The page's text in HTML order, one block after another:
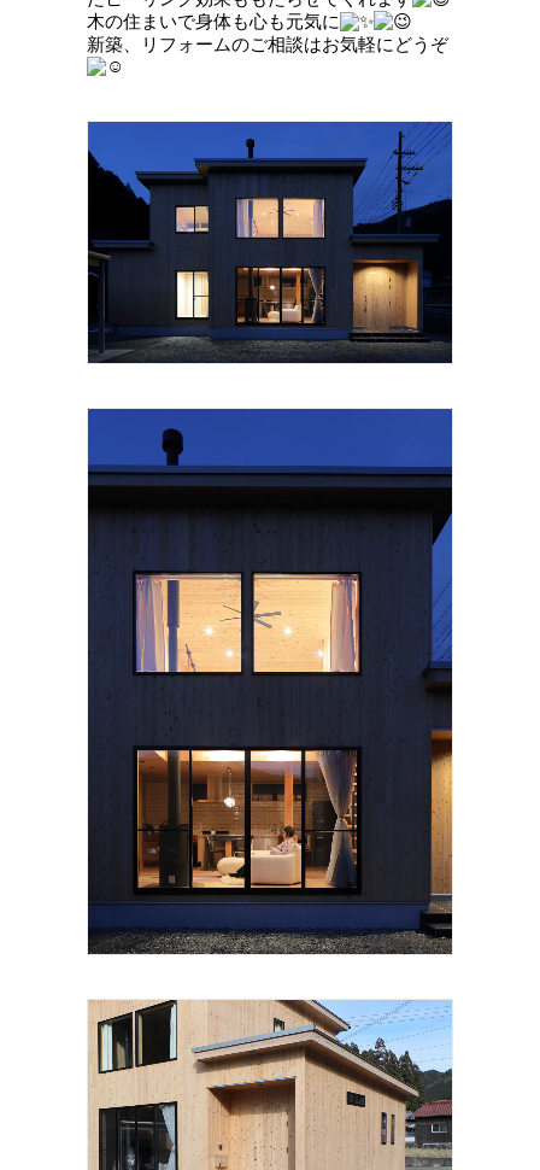
木の住まいで身体も心も元気に
新築、リフォームのご相談はお気軽にどうぞ